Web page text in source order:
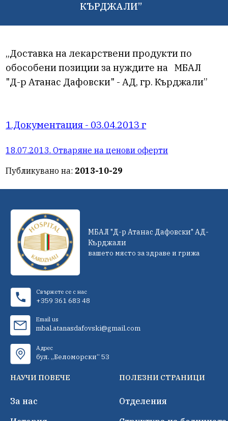
КЪРДЖАЛИ”
„Доставка на лекарствени продукти по
обособени позиции за нуждите на МБАЛ
"Д-р Атанас Дафовски" - АД, гр. Кърджали”
1.Документация - 03.04.2013 г
18.07.2013. Отваряне на ценови оферти
Публикувано на: 2013-10-29
МБАЛ "Д-р Атанас Дафовски" АД-
Кърджали
вашето място за здраве и грижа
Свържете се с нас
+359 361 683 48
Email us
mbal.atanasdafovski@gmail.com
Адрес
бул. „Беломорски“ 53
НАУЧИ ПОВЕЧЕ
За нас
ПОЛЕЗНИ СТРАНИЦИ
Отделения